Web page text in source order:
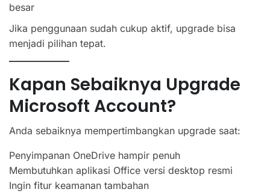
besar
Jika penggunaan sudah cukup aktif, upgrade bisa
menjadi pilihan tepat.
Kapan Sebaiknya Upgrade
Microsoft Account?
Anda sebaiknya mempertimbangkan upgrade saat:
Penyimpanan OneDrive hampir penuh
Membutuhkan aplikasi Office versi desktop resmi
Ingin fitur keamanan tambahan